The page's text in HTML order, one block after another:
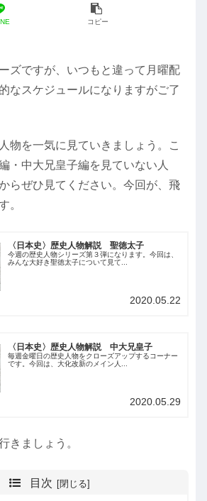
コピー
ズですが、いつもと違って月曜配
なスケジュールになりますがご了
物を一気に見ていきましょう。こ
・中大兄皇子編を見ていない人
らぜひ見てください。今回が、飛
。
〈日本史〉歴史人物解説 聖徳太子
今週の歴史人物シリーズ第３弾になります。今回は、
みんな大好き聖徳太子について見て...
2020.05.22
〈日本史〉歴史人物解説 中大兄皇子
毎週金曜日の歴史人物をクローズアップするコーナー
です。今回は、大化改新のメイン人...
2020.05.29
きましょう。
目次